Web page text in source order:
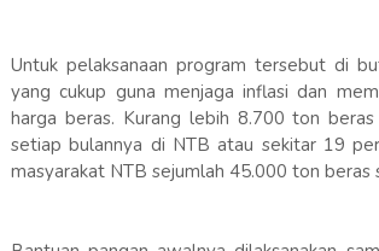
Untuk pelaksanaan program tersebut di
yang cukup guna menjaga inflasi dan
harga beras. Kurang lebih 8.700 ton
setiap bulannya di NTB atau sekitar 19
masyarakat NTB sejumlah 45.000 ton beras